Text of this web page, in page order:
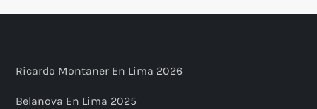
Ricardo Montaner En Lima 2026
Belanova En Lima 2025